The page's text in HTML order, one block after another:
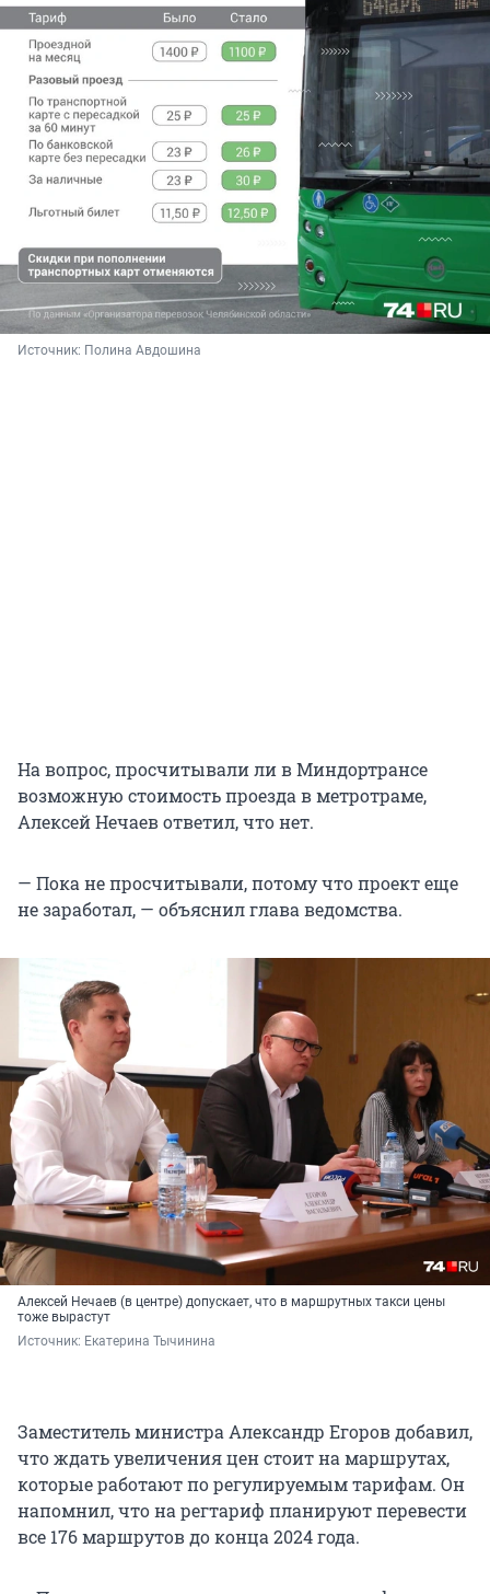
Источник: Полина Авдошина
На вопрос, просчитывали ли в Миндортрансе
возможную стоимость проезда в метротраме,
Алексей Нечаев ответил, что нет.
— Пока не просчитывали, потому что проект еще
не заработал, — объяснил глава ведомства.
Алексей Нечаев (в центре) допускает, что в маршрутных такси цены
тоже вырастут
Источник: Екатерина Тычинина
Заместитель министра Александр Егоров добавил,
что ждать увеличения цен стоит на маршрутах,
которые работают по регулируемым тарифам. Он
напомнил, что на регтариф планируют перевести
все 176 маршрутов до конца 2024 года.